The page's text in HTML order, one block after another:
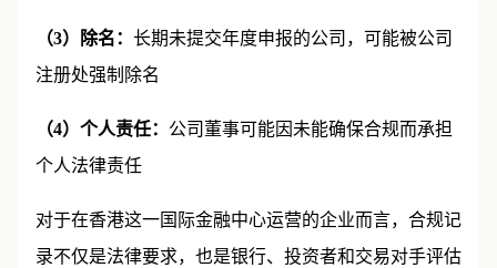
（3）除名： 长期未提交年度申报的公司，可能被公司
注册处强制除名
（4）个人责任： 公司董事可能因未能确保合规而承担
个人法律责任
对于在香港这一国际金融中心运营的企业而言，合规记
录不仅是法律要求，也是银行、投资者和交易对手评估